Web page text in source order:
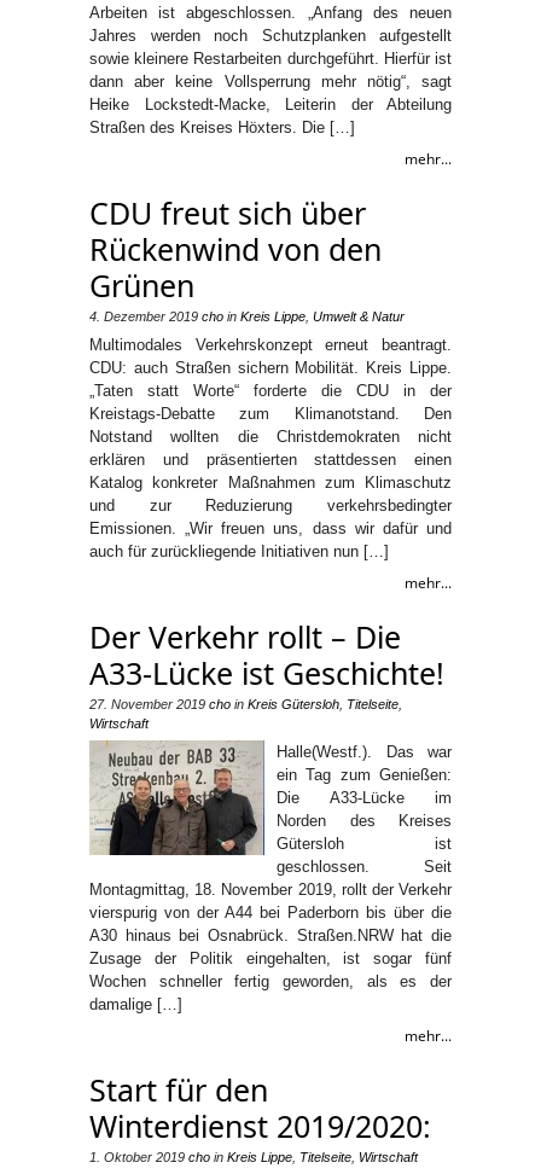
Arbeiten ist abgeschlossen. „Anfang des neuen
Jahres werden noch Schutzplanken aufgestellt
sowie kleinere Restarbeiten durchgeführt. Hierfür ist
dann aber keine Vollsperrung mehr nötig“, sagt
Heike Lockstedt-Macke, Leiterin der Abteilung
Straßen des Kreises Höxters. Die […]
mehr...
CDU freut sich über
Rückenwind von den
Grünen
4. Dezember 2019 cho in Kreis Lippe Umwelt & Natur
Multimodales Verkehrskonzept erneut beantragt.
CDU: auch Straßen sichern Mobilität. Kreis Lippe.
„Taten statt Worte“ forderte die CDU in der
Kreistags-Debatte zum Klimanotstand. Den
Notstand wollten die Christdemokraten nicht
erklären und präsentierten stattdessen einen
Katalog konkreter Maßnahmen zum Klimaschutz
und zur Reduzierung verkehrsbedingter
Emissionen. „Wir freuen uns, dass wir dafür und
auch für zurückliegende Initiativen nun […]
mehr...
Der Verkehr rollt – Die
A33-Lücke ist Geschichte!
27. November 2019 cho in Kreis Gütersloh Titelseite
Wirtschaft
Halle(Westf.). Das war
ein Tag zum Genießen:
Die A33-Lücke im
Norden des Kreises
Gütersloh ist
geschlossen. Seit
Montagmittag, 18. November 2019, rollt der Verkehr
vierspurig von der A44 bei Paderborn bis über die
A30 hinaus bei Osnabrück. Straßen.NRW hat die
Zusage der Politik eingehalten, ist sogar fünf
Wochen schneller fertig geworden, als es der
damalige […]
mehr...
Start für den
Winterdienst 2019/2020:
1. Oktober 2019 cho in Kreis Lippe Titelseite Wirtschaft